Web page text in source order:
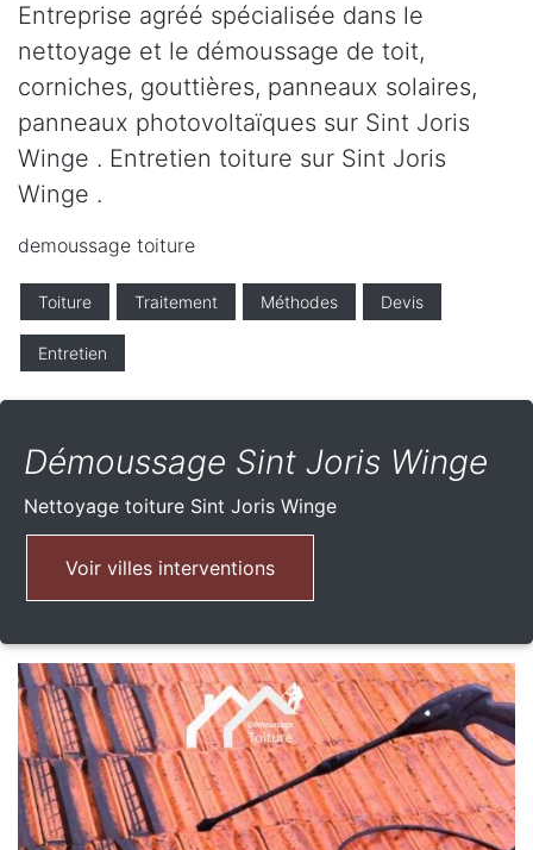
Entreprise agréé spécialisée dans le
nettoyage et le démoussage de toit,
corniches, gouttières, panneaux solaires,
panneaux photovoltaïques sur Sint Joris
Winge . Entretien toiture sur Sint Joris
Winge .
demoussage toiture
Toiture Traitement Méthodes Devis
Entretien
Démoussage Sint Joris Winge
Nettoyage toiture Sint Joris Winge
Voir villes interventions